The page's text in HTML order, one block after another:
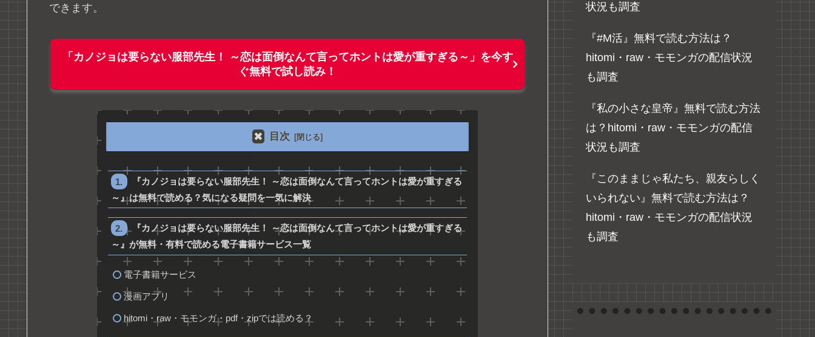
できます。
「カノジョは要らない服部先生！ ～恋は面倒なんて言ってホントは愛が重すぎる～」を今す
ぐ無料で試し読み！
目次
『カノジョは要らない服部先生！ ～恋は面倒なんて言ってホントは愛が重すぎる
～』は無料で読める？気になる疑問を一気に解決
『カノジョは要らない服部先生！ ～恋は面倒なんて言ってホントは愛が重すぎる
～』が無料・有料で読める電子書籍サービス一覧
電子書籍サービス
漫画アプリ
hitomi・raw・モモンガ・pdf・zipでは読める？
状況も調査
『#M活』無料で読む方法は？
hitomi・raw・モモンガの配信状況
も調査
『私の小さな皇帝』無料で読む方法
は？hitomi・raw・モモンガの配信
状況も調査
『このままじゃ私たち、親友らしく
いられない』無料で読む方法は？
hitomi・raw・モモンガの配信状況
も調査